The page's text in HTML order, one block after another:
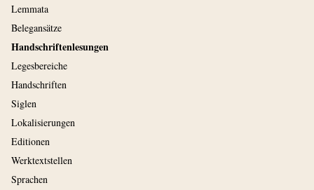
Lemmata
Belegansätze
Handschriftenlesungen
Legesbereiche
Handschriften
Siglen
Lokalisierungen
Editionen
Werktextstellen
Sprachen